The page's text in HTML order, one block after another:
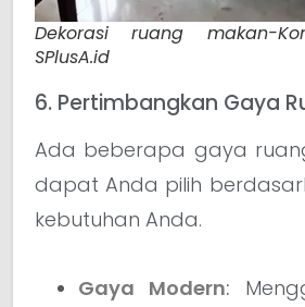
Dekorasi ruang makan-
SPlusA.id
6. Pertimbangkan Gaya
Ada beberapa gaya
dapat Anda pilih
kebutuhan Anda.
Gaya Modern: